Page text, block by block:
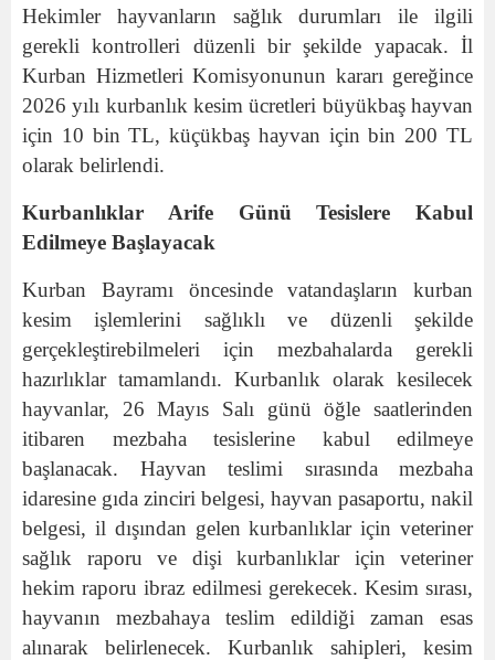
Hekimler hayvanların sağlık durumları ile ilgili
gerekli kontrolleri düzenli bir şekilde yapacak. İl
Kurban Hizmetleri Komisyonunun kararı gereğince
2026 yılı kurbanlık kesim ücretleri büyükbaş hayvan
için 10 bin TL, küçükbaş hayvan için bin 200 TL
olarak belirlendi.
Kurbanlıklar Arife Günü Tesislere Kabul
Edilmeye Başlayacak
Kurban Bayramı öncesinde vatandaşların kurban
kesim işlemlerini sağlıklı ve düzenli şekilde
gerçekleştirebilmeleri için mezbahalarda gerekli
hazırlıklar tamamlandı. Kurbanlık olarak kesilecek
hayvanlar, 26 Mayıs Salı günü öğle saatlerinden
itibaren mezbaha tesislerine kabul edilmeye
başlanacak. Hayvan teslimi sırasında mezbaha
idaresine gıda zinciri belgesi, hayvan pasaportu, nakil
belgesi, il dışından gelen kurbanlıklar için veteriner
sağlık raporu ve dişi kurbanlıklar için veteriner
hekim raporu ibraz edilmesi gerekecek. Kesim sırası,
hayvanın mezbahaya teslim edildiği zaman esas
alınarak belirlenecek. Kurbanlık sahipleri, kesim